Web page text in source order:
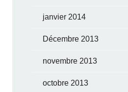
janvier 2014
Décembre 2013
novembre 2013
octobre 2013